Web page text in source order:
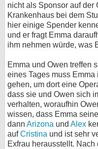
nicht als Sponsor auf der
Krankenhaus bei dem
hier einige Spender
und er fragt Emma
ihm nehmen würde, was
Emma und Owen treffen
eines Tages muss Emma
gehen, um dort eine
dass sie und Owen sich
verhalten, woraufhin
wissen, dass Emma
dann Arizona und Alex
aufCristina und ist sehr
Exfrau herausstellt.